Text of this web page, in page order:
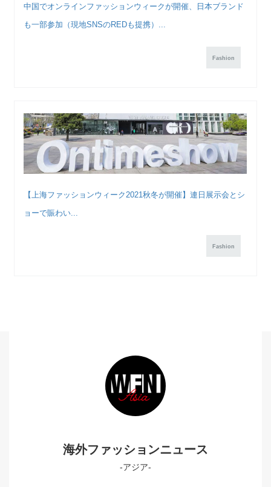
中国でオンラインファッションウィークが開催、日本ブランド
も一部参加（現地SNSのREDも提携）...
Fashion
【上海ファッションウィーク2021秋冬が開催】連日展示会とシ
ョーで賑わい...
Fashion
海外ファッションニュース
-アジア-